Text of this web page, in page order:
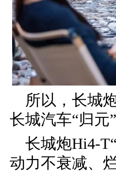
所以，长城
长城汽车“归元
长城炮Hi4-
动力不衰减、